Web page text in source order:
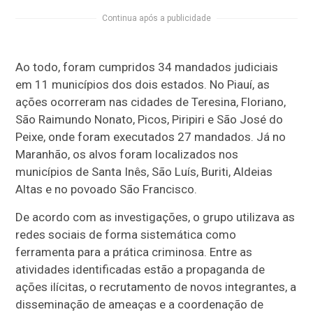
Continua após a publicidade
Ao todo, foram cumpridos 34 mandados judiciais
em 11 municípios dos dois estados. No Piauí, as
ações ocorreram nas cidades de Teresina, Floriano,
São Raimundo Nonato, Picos, Piripiri e São José do
Peixe, onde foram executados 27 mandados. Já no
Maranhão, os alvos foram localizados nos
municípios de Santa Inês, São Luís, Buriti, Aldeias
Altas e no povoado São Francisco.
De acordo com as investigações, o grupo utilizava as
redes sociais de forma sistemática como
ferramenta para a prática criminosa. Entre as
atividades identificadas estão a propaganda de
ações ilícitas, o recrutamento de novos integrantes, a
disseminação de ameaças e a coordenação de